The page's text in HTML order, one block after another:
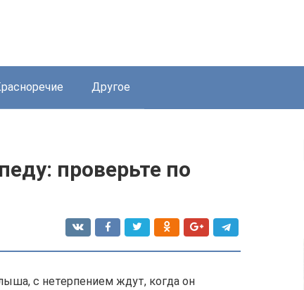
Другое
проверьте по
с нетерпением ждут, когда он